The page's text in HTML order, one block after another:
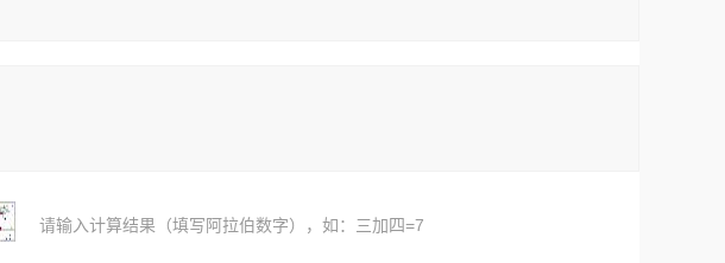
请输入计算结果（填写阿拉伯数字），如：三加四=7